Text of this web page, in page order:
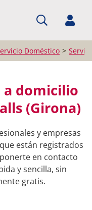
Doméstico
a domicilio
(Girona)
y empresas
están registrados
en contacto
y sencilla, sin
gratis.